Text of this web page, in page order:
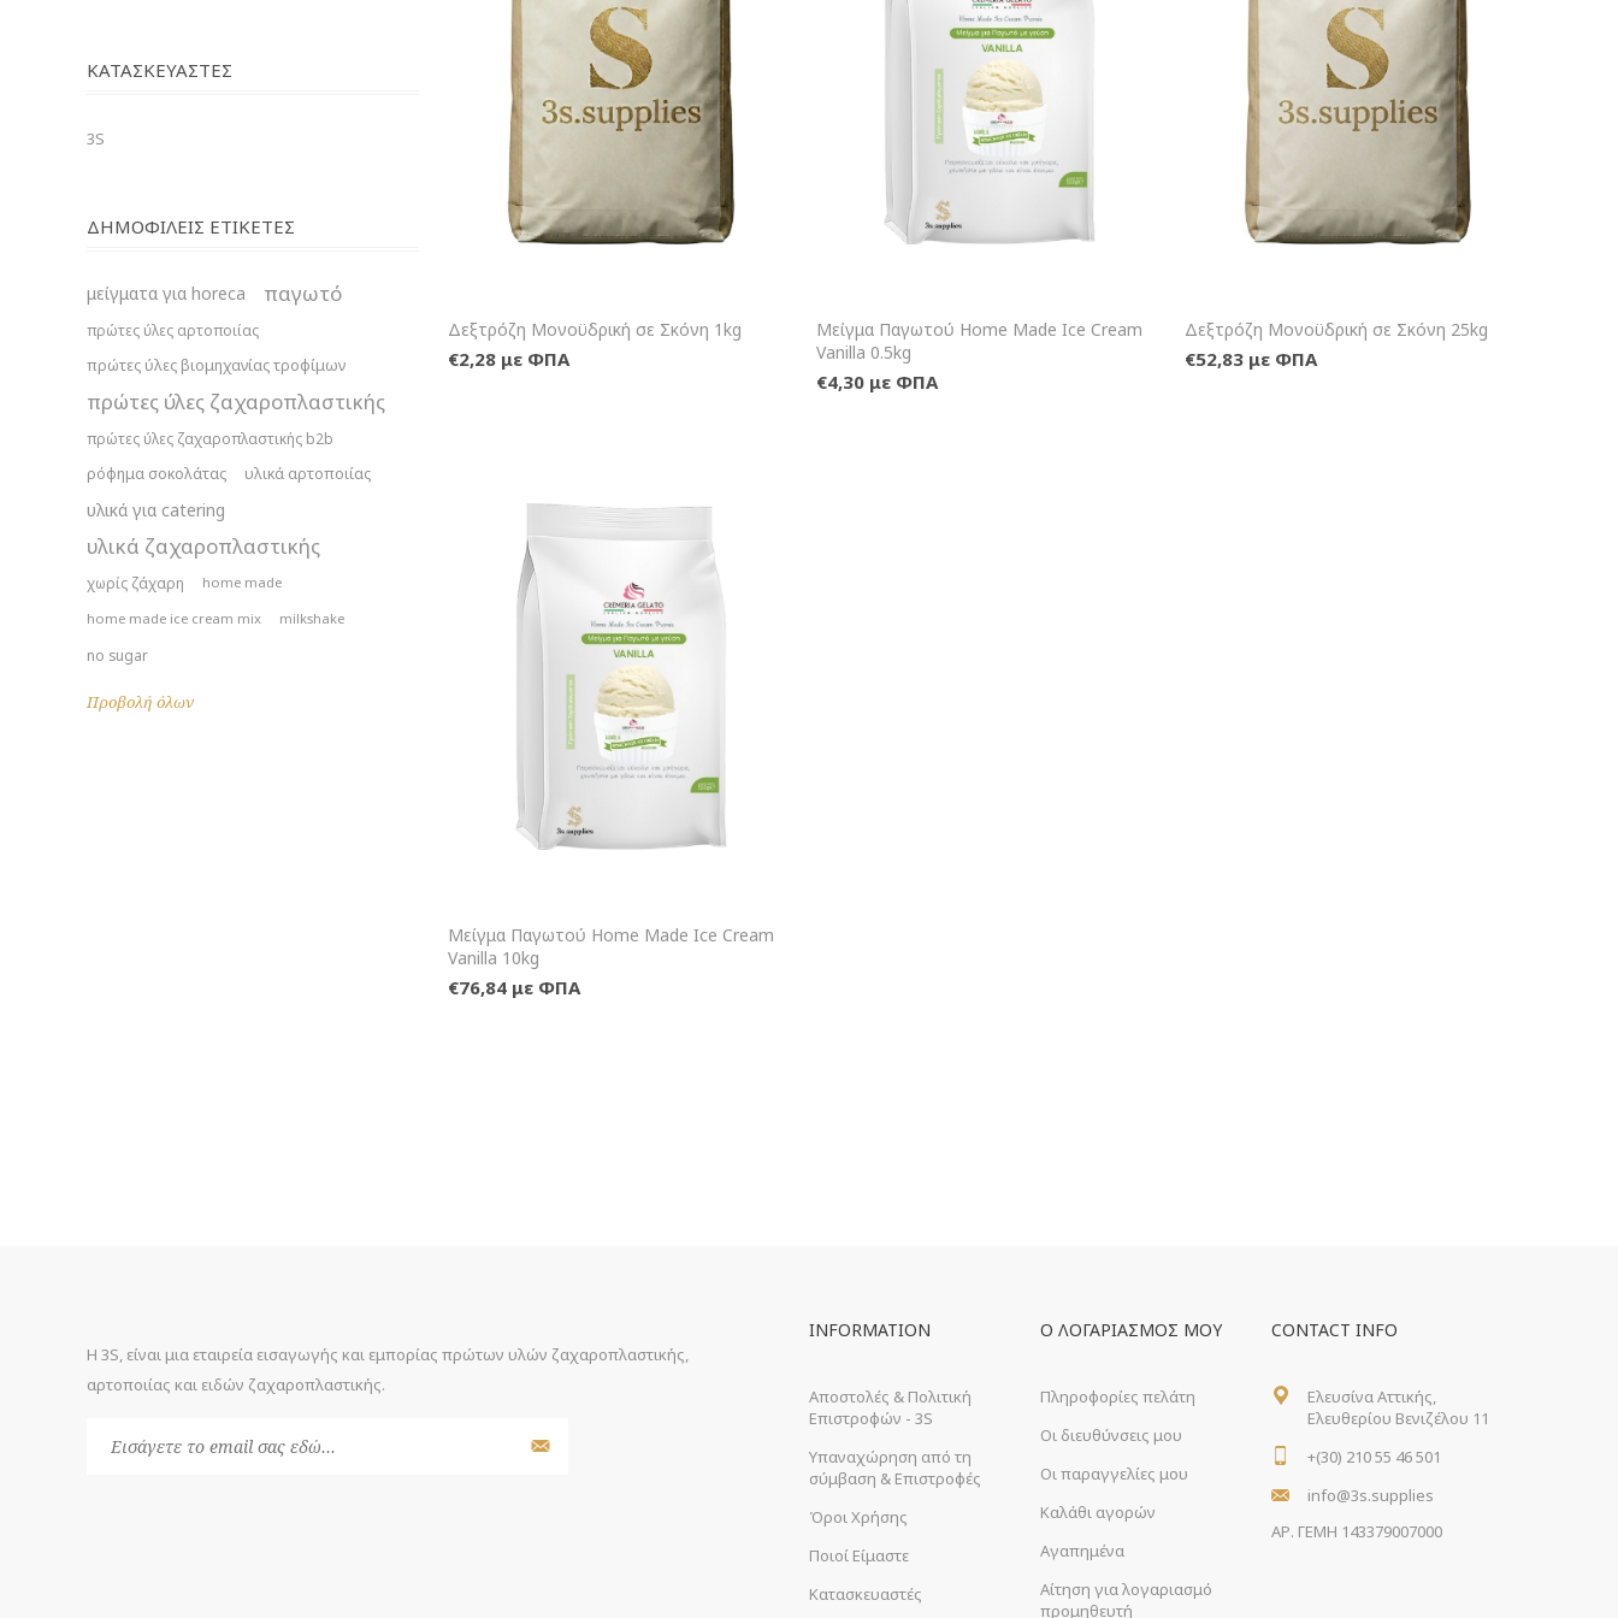
+Καλάθι
Δεξτρόζη Μονοϋδρική σε Σκόνη 1kg
€2,28 με ΦΠΑ
+Καλάθι
Μείγμα Παγωτού Home Made Ice Cream
Vanilla 0.5kg
€4,30 με ΦΠΑ
+Καλάθι
Δεξτρόζη Μονοϋδρική σε Σκόνη 25kg
€52,83 με ΦΠΑ
+Καλάθι
Μείγμα Παγωτού Home Made Ice Cream
Vanilla 10kg
€76,84 με ΦΠΑ
ΚΑΤΑΣΚΕΥΑΣΤΈΣ
3S
ΔΗΜΟΦΙΛΕΙΣ ΕΤΙΚΕΤΕΣ
μείγματα για horeca παγωτό
πρώτες ύλες αρτοποιίας
πρώτες ύλες βιομηχανίας τροφίμων
πρώτες ύλες ζαχαροπλαστικής
πρώτες ύλες ζαχαροπλαστικής b2b
ρόφημα σοκολάτας υλικά αρτοποιίας
υλικά για catering
υλικά ζαχαροπλαστικής
χωρίς ζάχαρη
home made
home made ice cream mix
milkshake
no sugar
Προβολή όλων
Η 3S, είναι μια εταιρεία εισαγωγής και εμπορίας πρώτων υλών ζαχαροπλαστικής,
αρτοποιίας και ειδών ζαχαροπλαστικής.
INFORMATION
Αποστολές & Πολιτική
Επιστροφών - 3S
Υπαναχώρηση από τη
σύμβαση & Επιστροφές
Όροι Χρήσης
Ποιοί Είμαστε
Κατασκευαστές
Ο ΛΟΓΑΡΙΑΣΜΌΣ ΜΟΥ
Πληροφορίες πελάτη
Οι διευθύνσεις μου
Οι παραγγελίες μου
Καλάθι αγορών
Αγαπημένα
Αίτηση για λογαριασμό
προμηθευτή
CONTACT INFO
Ελευσίνα Αττικής,
Ελευθερίου Βενιζέλου 11
+(30) 210 55 46 501
info@3s.supplies
ΑΡ. ΓΕΜΗ 143379007000